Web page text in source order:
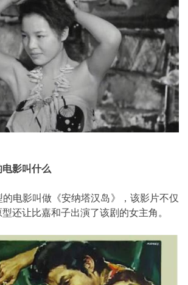
电影叫什么
的电影叫做《安纳塔汉岛》，该影片不仅
还让比嘉和子出演了该剧的女主角。